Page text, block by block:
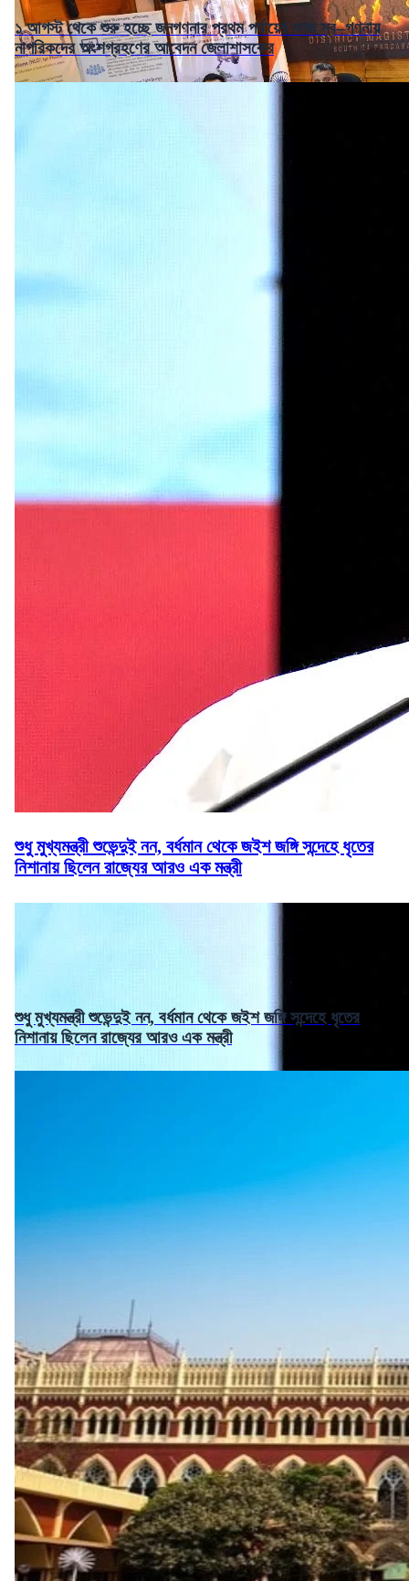
১ আগস্ট থেকে শুরু হচ্ছে জনগণনার প্রথম পর্যায়ের কাজ স্ব–গণনায়
নাগরিকদের অংশগ্রহণের আবেদন জেলাশাসকের
শুধু মুখ্যমন্ত্রী শুভেন্দুই নন, বর্ধমান থেকে জইশ জঙ্গি সন্দেহে ধৃতের
নিশানায় ছিলেন রাজ্যের আরও এক মন্ত্রী
শুধু মুখ্যমন্ত্রী শুভেন্দুই নন, বর্ধমান থেকে জইশ জঙ্গি সন্দেহে ধৃতের
নিশানায় ছিলেন রাজ্যের আরও এক মন্ত্রী